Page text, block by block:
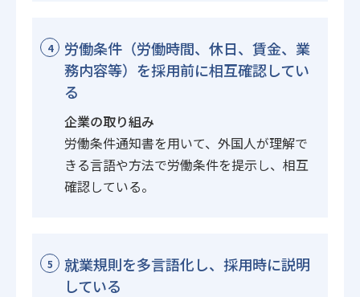
4
労働条件（労働時間、休日、賃金、業
務内容等）を採用前に相互確認してい
る
企業の取り組み
労働条件通知書を用いて、外国人が理解で
きる言語や方法で労働条件を提示し、相互
確認している。
5
就業規則を多言語化し、採用時に説明
している